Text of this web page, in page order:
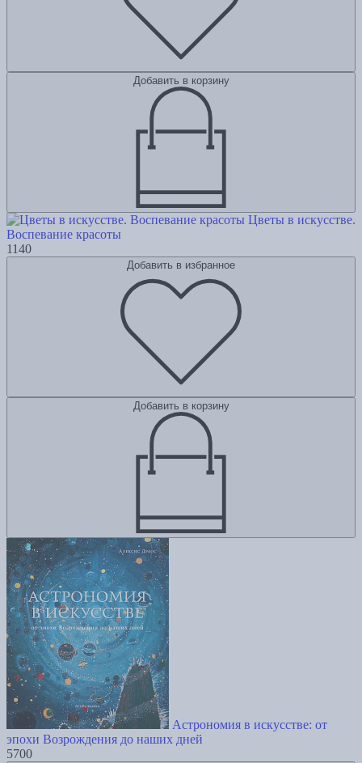
Добавить в корзину
Цветы в искусстве.
Воспевание красоты
1140
Добавить в избранное
Добавить в корзину
Астрономия в искусстве: от
эпохи Возрождения до наших дней
5700